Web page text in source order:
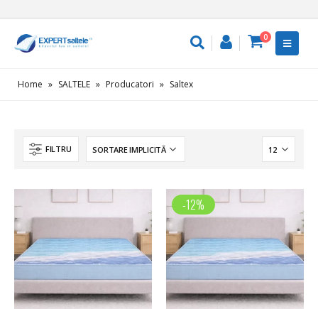
0
Home » SALTELE » Producatori » Saltex
FILTRU
-12%